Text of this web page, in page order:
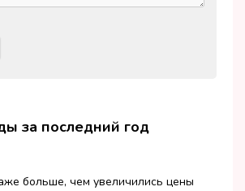
за последний год
больше, чем увеличились цены